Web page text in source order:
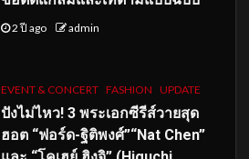
2 ปี ago admin
EVENT & CONCERT FASHION UPDATE
ปังไม่ไหว! 3 พระเอกซีรีส์วายสุด
ฮอต “ฟอร์ด-ฐิติพงศ์”“Nat Chen”